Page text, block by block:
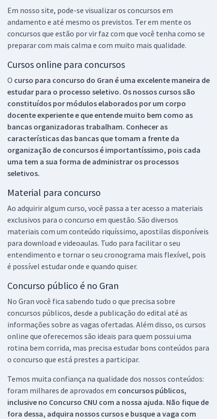
Em nosso site, pode-se visualizar os concursos em
andamento e até mesmo os previstos. Ter em mente os
concursos que estão por vir faz com que você tenha como se
preparar com mais calma e com muito mais qualidade.
Cursos online para concursos
O curso para concurso do Gran é uma excelente maneira de
estudar para o processo seletivo. Os nossos cursos são
constituídos por módulos elaborados por um corpo
docente experiente e que entende muito bem como as
bancas organizadoras trabalham. Conhecer as
características das bancas que tomam a frente da
organização de concursos é importantíssimo, pois cada
uma tem a sua forma de administrar os processos
seletivos.
Material para concurso
Ao adquirir algum curso, você passa a ter acesso a materiais
exclusivos para o concurso em questão. São diversos
materiais com um conteúdo riquíssimo, apostilas disponíveis
para download e videoaulas. Tudo para facilitar o seu
entendimento e tornar o seu cronograma mais flexível, pois
é possível estudar onde e quando quiser.
Concurso público é no Gran
No Gran você fica sabendo tudo o que precisa sobre
concursos públicos, desde a publicação do edital até as
informações sobre as vagas ofertadas. Além disso, os cursos
online que oferecemos são ideais para quem possui uma
rotina bem corrida, mas precisa estudar bons conteúdos para
o concurso que está prestes a participar.
Temos muita confiança na qualidade dos nossos conteúdos:
foram milhares de aprovados em concursos públicos,
inclusive no Concurso CNU com a nossa ajuda. Não fique de
fora dessa, adquira nossos cursos e busque a vaga com